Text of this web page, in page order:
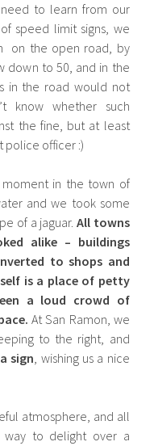
to learn from our
speed limit signs, we
on the open road, by
down to 50, and in the
in the road would not
know whether such
the fine, but at least
police officer :)
in the town of
and we took some
of a jaguar. All towns
alike – buildings
to shops and
is a place of petty
a loud crowd of
At San Ramon, we
to the right, and
sign, wishing us a nice
atmosphere, and all
way to delight over a